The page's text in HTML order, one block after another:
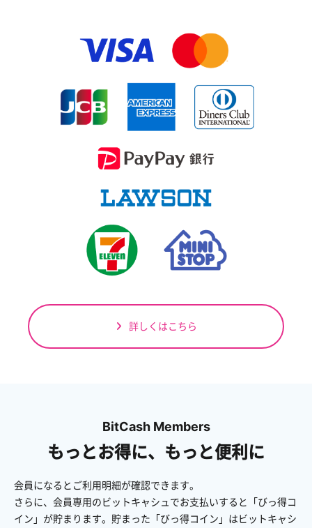
詳しくはこちら
BitCash Members
もっとお得に、もっと便利に
会員になるとご利用明細が確認できます。
さらに、会員専用のビットキャシュでお支払いすると「びっ得コ
イン」が貯まります。貯まった「びっ得コイン」はビットキャシ